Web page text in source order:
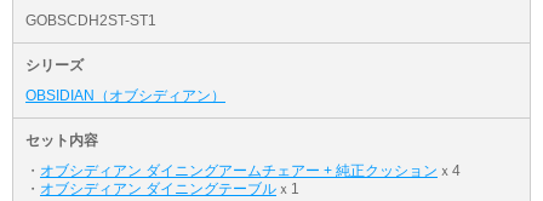
GOBSCDH2ST-ST1
シリーズ
OBSIDIAN（オブシディアン）
セット内容
・ オブシディアン ダイニングアームチェアー + 純正クッション ｘ4
・ オブシディアン ダイニングテーブル ｘ1